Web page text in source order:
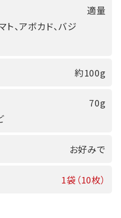
ト、アボカド、バジ
適量
約100g
70g
お好みで
1袋（10枚）